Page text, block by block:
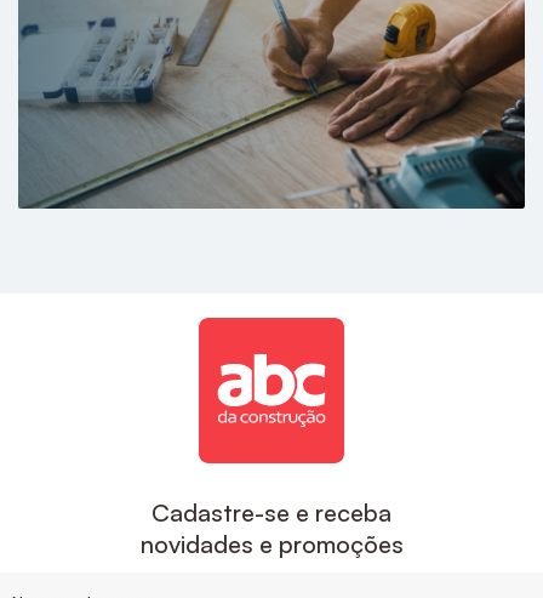
Cadastre-se e receba
novidades e promoções